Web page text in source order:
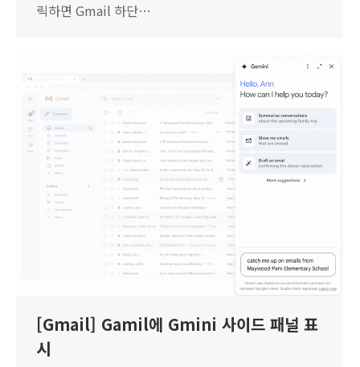
릭하면 Gmail 하단…
[Gmail] Gamil에 Gmini 사이드 패널 표
시